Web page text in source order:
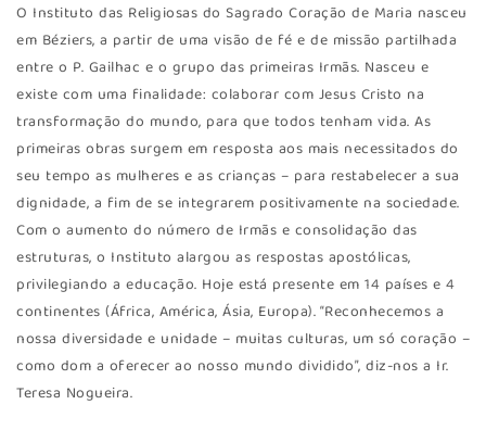
O Instituto das Religiosas do Sagrado Coração de Maria nasceu
em Béziers, a partir de uma visão de fé e de missão partilhada
entre o P. Gailhac e o grupo das primeiras Irmãs. Nasceu e
existe com uma finalidade: colaborar com Jesus Cristo na
transformação do mundo, para que todos tenham vida. As
primeiras obras surgem em resposta aos mais necessitados do
seu tempo as mulheres e as crianças – para restabelecer a sua
dignidade, a fim de se integrarem positivamente na sociedade.
Com o aumento do número de Irmãs e consolidação das
estruturas, o Instituto alargou as respostas apostólicas,
privilegiando a educação. Hoje está presente em 14 países e 4
continentes (África, América, Ásia, Europa). “Reconhecemos a
nossa diversidade e unidade – muitas culturas, um só coração –
como dom a oferecer ao nosso mundo dividido”, diz-nos a Ir.
Teresa Nogueira.